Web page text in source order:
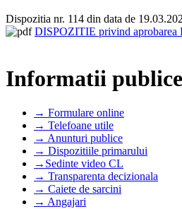
Dispozitia nr. 114 din data de
DISPOZITIE privind aprobarea
Informatii publice
→ Formulare online
→ Telefoane utile
→ Anunturi publice
→ Dispozitiile primarului
→Sedinte video CL
→ Transparenta decizionala
→ Caiete de sarcini
→ Angajari